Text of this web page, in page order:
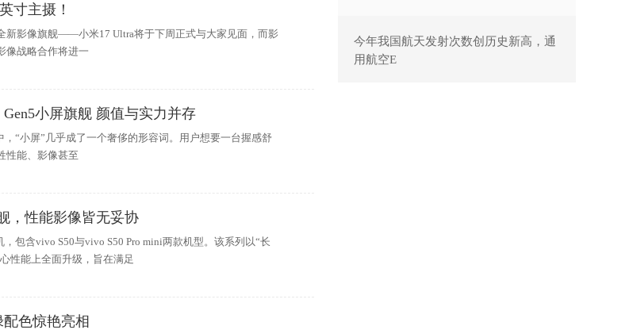
寸主摄！
新影像旗舰——小米17 Ultra将于下周正式与大家见面，而影
像战略合作将进一
小屏旗舰 颜值与实力并存
“小屏”几乎成了一个奢侈的形容词。用户想要一台握感舒
性能、影像甚至
，性能影像皆无妥协
包含vivo S50与vivo S50 Pro mini两款机型。该系列以“长
性能上全面升级，旨在满足
色惊艳亮相
今年我国航天发射次数创历史新高，通
用航空E